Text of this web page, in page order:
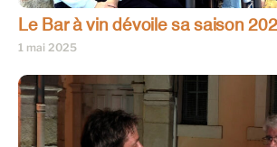
Le Bar à vin dévoile sa saison
1 mai 2025